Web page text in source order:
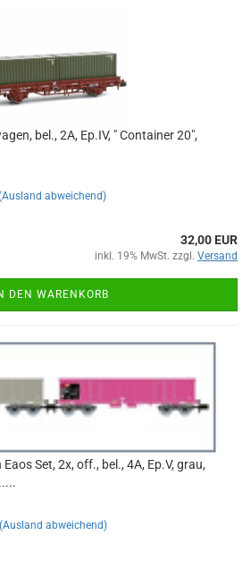
bel., 2A, Ep.IV, " Container 20",
abweichend)
32,00 EUR
inkl. 19% MwSt. zzgl. Versand
DEN WARENKORB
Set, 2x, off., bel., 4A, Ep.V, grau,
(Ausland abweichend)